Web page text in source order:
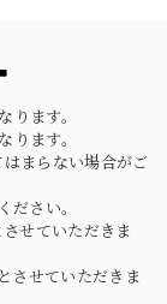
ります。
ります。
まらない場合がご
さい。
せていただきま
させていただきま